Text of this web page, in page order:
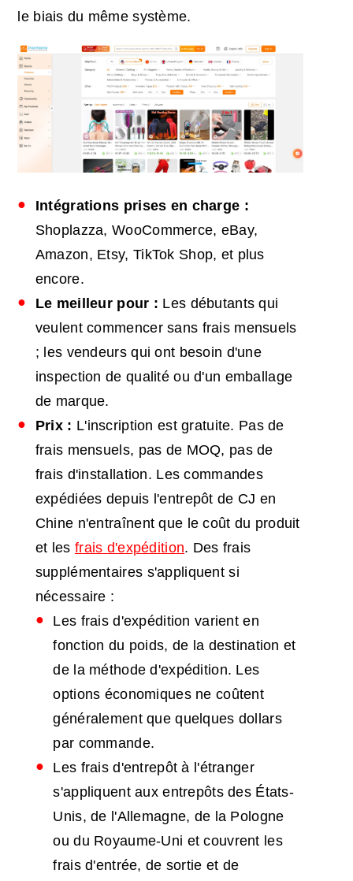
le biais du même système.
Intégrations prises en charge :
Shoplazza, WooCommerce, eBay,
Amazon, Etsy, TikTok Shop, et plus
encore.
Le meilleur pour : Les débutants qui
veulent commencer sans frais mensuels
; les vendeurs qui ont besoin d'une
inspection de qualité ou d'un emballage
de marque.
Prix : L'inscription est gratuite. Pas de
frais mensuels, pas de MOQ, pas de
frais d'installation. Les commandes
expédiées depuis l'entrepôt de CJ en
Chine n'entraînent que le coût du produit
et les frais d'expédition. Des frais
supplémentaires s'appliquent si
nécessaire :
Les frais d'expédition varient en
fonction du poids, de la destination et
de la méthode d'expédition. Les
options économiques ne coûtent
généralement que quelques dollars
par commande.
Les frais d'entrepôt à l'étranger
s'appliquent aux entrepôts des États-
Unis, de l'Allemagne, de la Pologne
ou du Royaume-Uni et couvrent les
frais d'entrée, de sortie et de